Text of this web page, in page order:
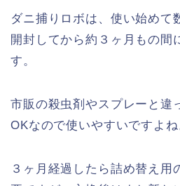
ダニ捕りロボは、使い始めて
開封してから約３ヶ月もの間
す。
市販の殺虫剤やスプレーと違
OKなので使いやすいですよね
３ヶ月経過したら詰め替え用